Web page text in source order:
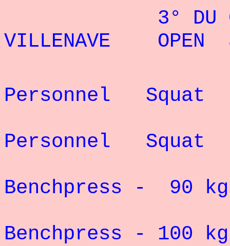
3° DU
VILLENAVE OPEN
Personnel
Personnel
Benchpress - 90
Benchpress - 100